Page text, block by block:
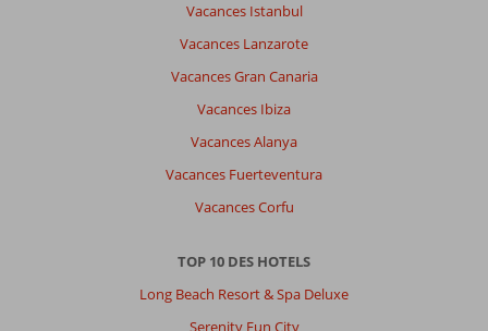
Vacances Istanbul
Vacances Lanzarote
Vacances Gran Canaria
Vacances Ibiza
Vacances Alanya
Vacances Fuerteventura
Vacances Corfu
TOP 10 DES HOTELS
Long Beach Resort & Spa Deluxe
Serenity Fun City